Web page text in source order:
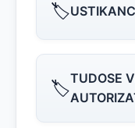
🏷️
🏷️TUDOSE